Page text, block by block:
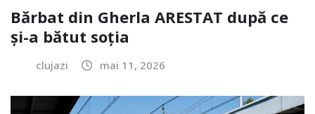
Bărbat din Gherla ARESTAT după ce
și-a bătut soția
clujazi mai 11, 2026